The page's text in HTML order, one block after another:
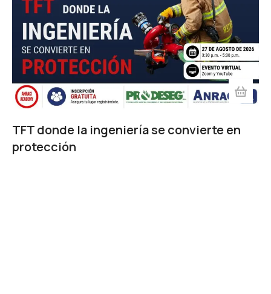
TFT donde la ingeniería se convierte en
protección